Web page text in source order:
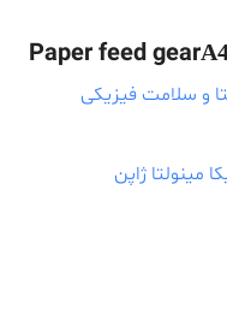
Paper feed gear
و سلامت فیزیکی
مینولتا ژاپن